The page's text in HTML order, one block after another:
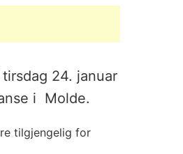
24. januar
i Molde.
tilgjengelig for